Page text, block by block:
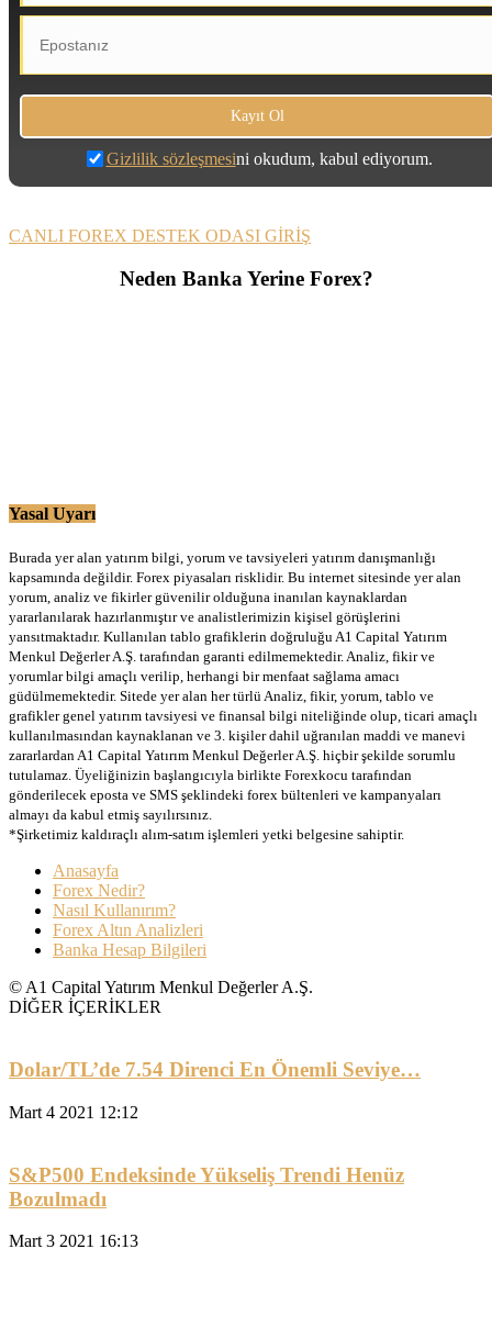
Gizlilik sözleşmesini okudum, kabul ediyorum.
CANLI FOREX DESTEK ODASI GİRİŞ
Neden Banka Yerine Forex?
Yasal Uyarı
Burada yer alan yatırım bilgi, yorum ve tavsiyeleri yatırım danışmanlığı
kapsamında değildir. Forex piyasaları risklidir. Bu internet sitesinde yer alan
yorum, analiz ve fikirler güvenilir olduğuna inanılan kaynaklardan
yararlanılarak hazırlanmıştır ve analistlerimizin kişisel görüşlerini
yansıtmaktadır. Kullanılan tablo grafiklerin doğruluğu A1 Capital Yatırım
Menkul Değerler A.Ş. tarafından garanti edilmemektedir. Analiz, fikir ve
yorumlar bilgi amaçlı verilip, herhangi bir menfaat sağlama amacı
güdülmemektedir. Sitede yer alan her türlü Analiz, fikir, yorum, tablo ve
grafikler genel yatırım tavsiyesi ve finansal bilgi niteliğinde olup, ticari amaçlı
kullanılmasından kaynaklanan ve 3. kişiler dahil uğranılan maddi ve manevi
zararlardan A1 Capital Yatırım Menkul Değerler A.Ş. hiçbir şekilde sorumlu
tutulamaz. Üyeliğinizin başlangıcıyla birlikte Forexkocu tarafından
gönderilecek eposta ve SMS şeklindeki forex bültenleri ve kampanyaları
almayı da kabul etmiş sayılırsınız.
*Şirketimiz kaldıraçlı alım-satım işlemleri yetki belgesine sahiptir.
Anasayfa
Forex Nedir?
Nasıl Kullanırım?
Forex Altın Analizleri
Banka Hesap Bilgileri
© A1 Capital Yatırım Menkul Değerler A.Ş.
DİĞER İÇERİKLER
Dolar/TL’de 7.54 Direnci En Önemli Seviye…
Mart 4 2021 12:12
S&P500 Endeksinde Yükseliş Trendi Henüz
Bozulmadı
Mart 3 2021 16:13